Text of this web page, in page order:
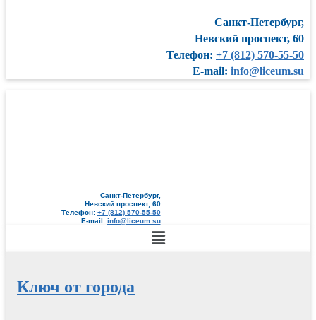
Санкт-Петербург,
Невский проспект, 60
Телефон: +7 (812) 570-55-50
E-mail: info@liceum.su
Санкт-Петербург,
Невский проспект, 60
Телефон: +7 (812) 570-55-50
E-mail: info@liceum.su
Меню
Ключ от города